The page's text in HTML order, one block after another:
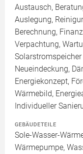
Austausch,
Auslegung,
Berechnung,
Verpachtung,
Neueindeckung,
Energiekonzept,
Wärmebild,
Individueller
GEBÄUDETEILE
Sole-Wasser-
Wärmepumpe,